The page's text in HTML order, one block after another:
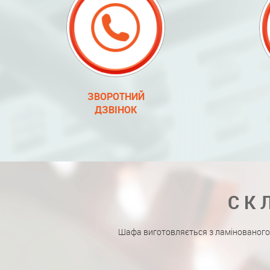
ЗВОРОТНИЙ
ДЗВІНОК
Шафа виготовляється з